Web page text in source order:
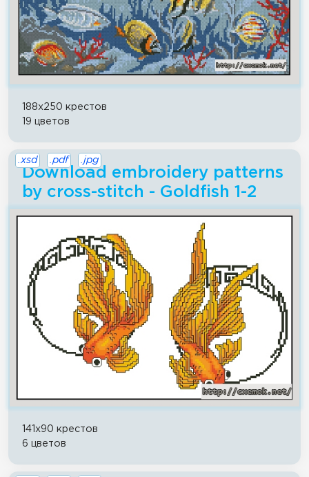
188x250 крестов
19 цветов
Download embroidery patterns
by cross-stitch - Goldfish 1-2
.xsd .pdf .jpg
141x90 крестов
6 цветов